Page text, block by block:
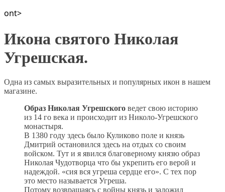
ont>
Икона святого Николая
Угрешская.
Одна из самых выразительных и популярных икон в нашем
магазине.
Образ Николая Угрешского ведет свою историю
из 14 го века и происходит из Николо-Угрешского
монастыря.
В 1380 году здесь было Куликово поле и князь
Дмитрий остановился здесь на отдых со своим
войском. Тут и я явился благоверному князю образ
Николая Чудотворца что бы укрепить его верой и
надеждой. «сия вся угреша сердце его». С тех пор
это место называется Угреша.
Потому возвращаясь с войны князь и заложил